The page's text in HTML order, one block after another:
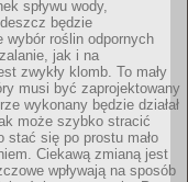
spływu wody,
będzie
wybór roślin odpornych
jak i na
zwykły klomb. To mały
musi być zaprojektowany
wykonany będzie działał
może szybko stracić
stać się po prostu mało
Ciekawą zmianą jest
wpływają na sposób